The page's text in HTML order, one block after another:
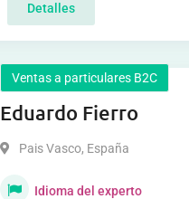
Detalles
Ventas a particulares B2C
Eduardo Fierro
Pais Vasco, España
Idioma del experto